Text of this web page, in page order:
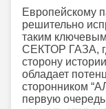
Европейскому
решительно
таким
СЕКТОР ГАЗА,
сторону
обладает
сторонником
первую